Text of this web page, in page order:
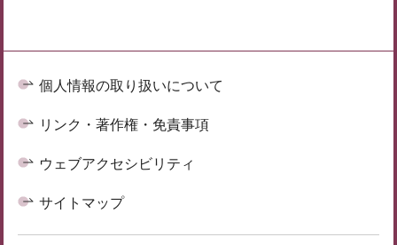
個人情報の取り扱いについて
リンク・著作権・免責事項
ウェブアクセシビリティ
サイトマップ